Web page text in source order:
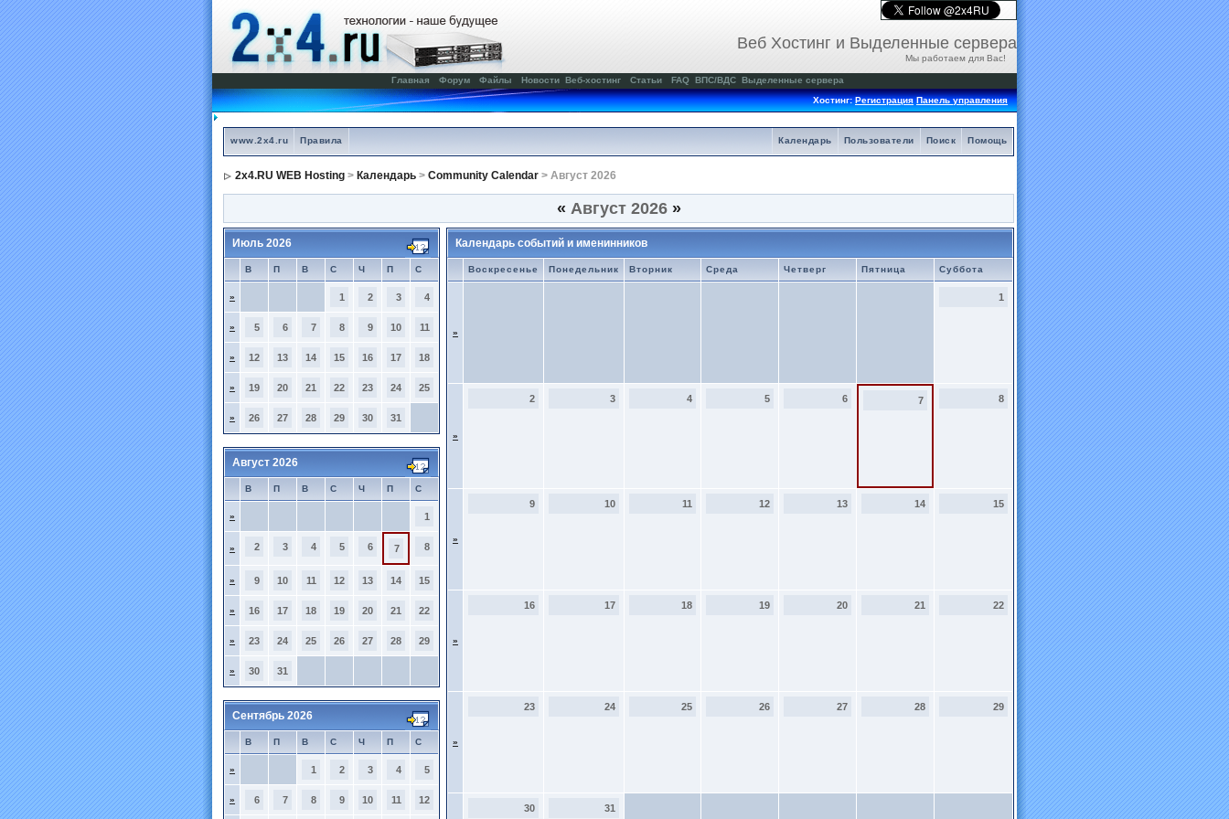
Веб Хостинг и Выделенные сервера
Мы работаем для Вас!
Главная Форум Файлы Новости Веб-хостинг Статьи FAQ ВПС/ВДС Выделенные сервера
Хостинг:Регистрация Панель управления
www.2x4.ru Правила Помощь
Поиск
Пользователи
Календарь
2x4.RU WEB Hosting > Календарь > Community Calendar > Август 2026
« Август 2026 »
Июль 2026
В П В С Ч П С
» 1 2 3 4
» 5 6 7 8 9 10 11
» 12 13 14 15 16 17 18
» 19 20 21 22 23 24 25
» 26 27 28 29 30 31
Август 2026
В П В С Ч П С
» 1
» 2 3 4 5 6 7 8
» 9 10 11 12 13 14 15
» 16 17 18 19 20 21 22
» 23 24 25 26 27 28 29
» 30 31
Сентябрь 2026
В П В С Ч П С
» 1 2 3 4 5
» 6 7 8 9 10 11 12
Календарь событий и именинников
Воскресенье Понедельник Вторник Среда Четверг Пятница Суббота
»
1
»
2 3 4 5 6 7 8
»
9 10 11 12 13 14 15
»
16 17 18 19 20 21 22
»
23 24 25 26 27 28 29
30 31